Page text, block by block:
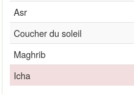
Asr
Coucher du soleil
Maghrib
Icha